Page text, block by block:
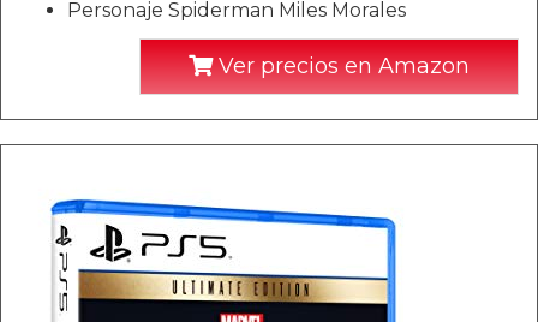
Personaje Spiderman Miles Morales
Ver precios en Amazon